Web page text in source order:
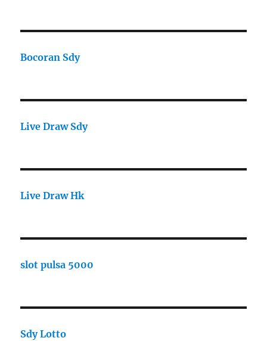
Bocoran Sdy
Live Draw Sdy
Live Draw Hk
slot pulsa 5000
Sdy Lotto